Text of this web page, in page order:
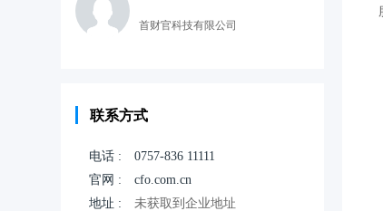
首财官科技有限公司
联系方式
电话 :
0757-836 11111
官网 :
cfo.com.cn
地址 :
未获取到企业地址